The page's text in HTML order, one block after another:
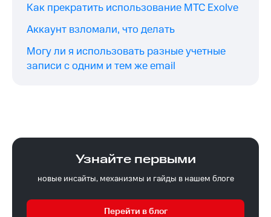
Как прекратить использование МТС Exolve
Аккаунт взломали, что делать
Могу ли я использовать разные учетные
записи с одним и тем же email
Узнайте первыми
новые инсайты, механизмы и гайды в нашем блоге
Перейти в блог